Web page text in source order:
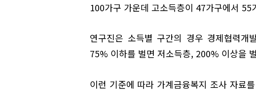
100가구 가운데 고소득층이 47가구에서 55
연구진은 소득별 구간의 경우 경제협력개
75% 이하를 벌면 저소득층, 200% 이상을
이런 기준에 따라 가계금융복지 조사 자료